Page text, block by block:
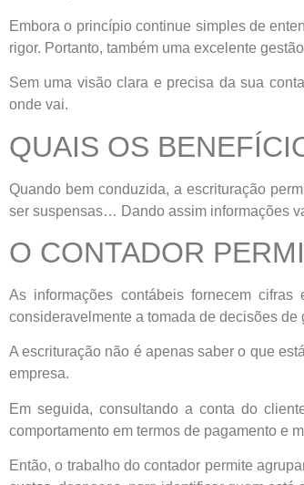
Embora o princípio continue simples de
rigor. Portanto, também uma excelente
Sem uma visão clara e precisa da sua
onde vai.
QUAIS OS
Quando bem conduzida, a escrituração
ser suspensas… Dando assim informações
O CONTADOR
As informações contábeis fornecem
consideravelmente a tomada de decisões
A escrituração não é apenas saber o que
empresa.
Em seguida, consultando a conta do
comportamento em termos de pagamento e
Então, o trabalho do contador permite